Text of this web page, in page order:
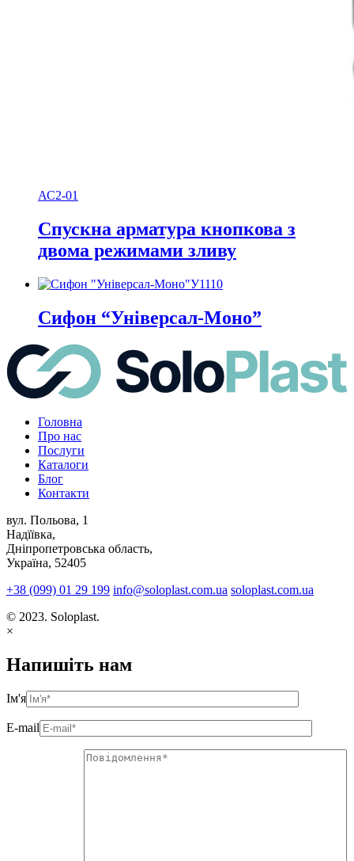
АС2-01
Спускна арматура кнопкова з
двома режимами зливу
У1110
Сифон “Універсал-Моно”
Головна
Про нас
Послуги
Каталоги
Блог
Контакти
вул. Польова, 1
Надїївка,
Дніпропетровська область,
Україна, 52405
+38 (099) 01 29 199 info@soloplast.com.ua soloplast.com.ua
© 2023. Soloplast.
×
Напишіть нам
Ім'я
E-mail